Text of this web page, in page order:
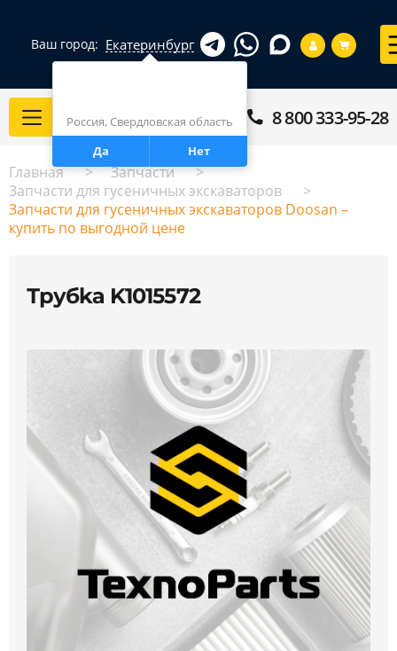
Ваш город: Екатеринбург
Россия, Свердловская область
Да
Нет
Каталог 8 800 333-95-28
Главная
Запчасти
Запчасти для гусеничных экскаваторов
Запчасти для гусеничных экскаваторов Doosan –
купить по выгодной цене
Трубkа K1015572